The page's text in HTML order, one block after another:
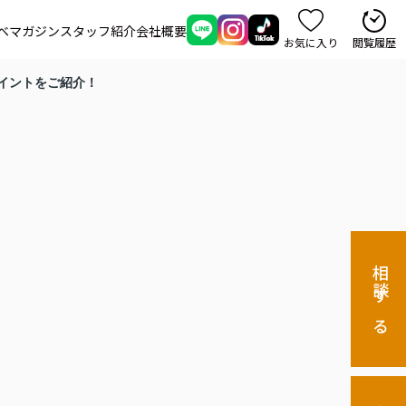
マガジンスタッフ紹介会社概要
お気に入り 閲覧履歴
相談する
ントをご紹介！